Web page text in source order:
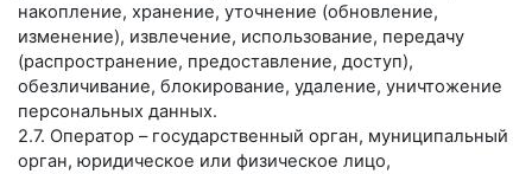
накопление, хранение, уточнение (обновление,
изменение), извлечение, использование, передачу
(распространение, предоставление, доступ),
обезличивание, блокирование, удаление, уничтожение
персональных данных.
2.7. Оператор – государственный орган, муниципальный
орган, юридическое или физическое лицо,